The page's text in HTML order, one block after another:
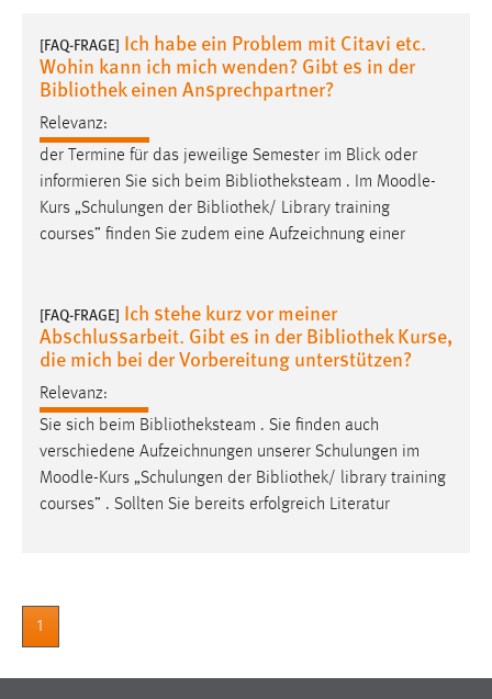
[FAQ-FRAGE] Ich habe ein Problem mit Citavi etc.
Wohin kann ich mich wenden? Gibt es in der
Bibliothek einen Ansprechpartner?
Relevanz:
der Termine für das jeweilige Semester im Blick oder
informieren Sie sich beim Bibliotheksteam . Im Moodle-
Kurs „Schulungen der Bibliothek/ Library training
courses” finden Sie zudem eine Aufzeichnung einer
[FAQ-FRAGE] Ich stehe kurz vor meiner
Abschlussarbeit. Gibt es in der Bibliothek Kurse,
die mich bei der Vorbereitung unterstützen?
Relevanz:
Sie sich beim Bibliotheksteam . Sie finden auch
verschiedene Aufzeichnungen unserer Schulungen im
Moodle-Kurs „Schulungen der Bibliothek/ library training
courses” . Sollten Sie bereits erfolgreich Literatur
1
Performance
Name:
staticfilecache
Zweck:
Für performante Seitenauslieferung wird in diesem Cookie
gespeichert, ob man eingeloggt ist.
Sprachpräferenz
Name:
site-language-preference
Zweck:
Das Cookie speichert die gewählte Sprache der Website.
Cookie Laufzeit:
30 Tage